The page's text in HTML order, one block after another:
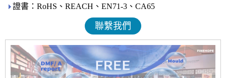
證書：RoHS、REACH、EN71-3、CA65
聯繫我們